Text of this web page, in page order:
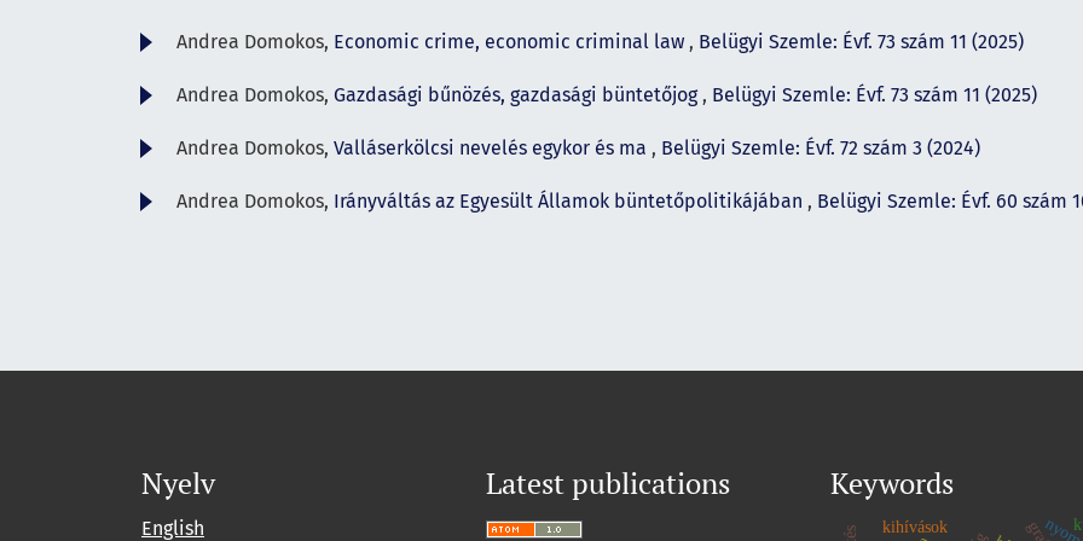
Andrea Domokos, Economic crime, economic criminal law , Belügyi Szemle: Évf. 73 szám 11 (2025)
Andrea Domokos, Gazdasági bűnözés, gazdasági büntetőjog , Belügyi Szemle: Évf. 73 szám 11 (2025)
Andrea Domokos, Valláserkölcsi nevelés egykor és ma , Belügyi Szemle: Évf. 72 szám 3 (2024)
Andrea Domokos, Irányváltás az Egyesült Államok büntetőpolitikájában , Belügyi Szemle: Évf. 60 szám
Nyelv
English
Latest publications Keywords
kihívások